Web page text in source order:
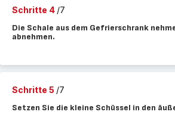
Schritte 4 /7
Die Schale aus dem Gefrierschrank
abnehmen.
Schritte 5 /7
Setzen Sie die kleine Schüssel in den